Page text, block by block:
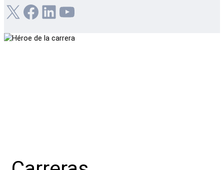
X Facebook LinkedIn YouTube